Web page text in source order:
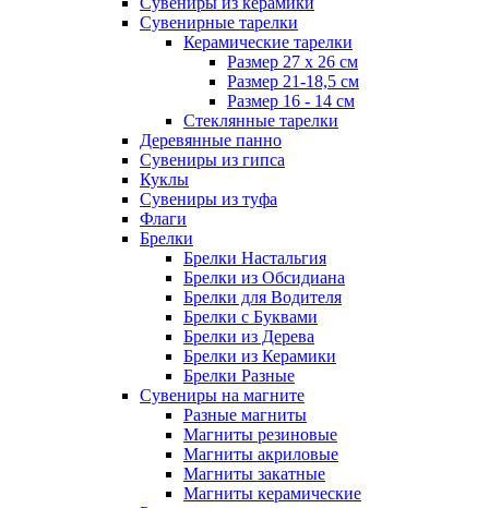
Сувенирные тарелки
Керамические тарелки
Размер 27 х 26 см
Размер 21-18,5 см
Размер 16 - 14 см
Стеклянные тарелки
Деревянные панно
Сувениры из гипса
Куклы
Сувениры из туфа
Флаги
Брелки
Брелки Настальгия
Брелки из Обсидиана
Брелки для Водителя
Брелки с Буквами
Брелки из Дерева
Брелки из Керамики
Брелки Разные
Сувениры на магните
Разные магниты
Магниты резиновые
Магниты акриловые
Магниты закатные
Магниты керамические